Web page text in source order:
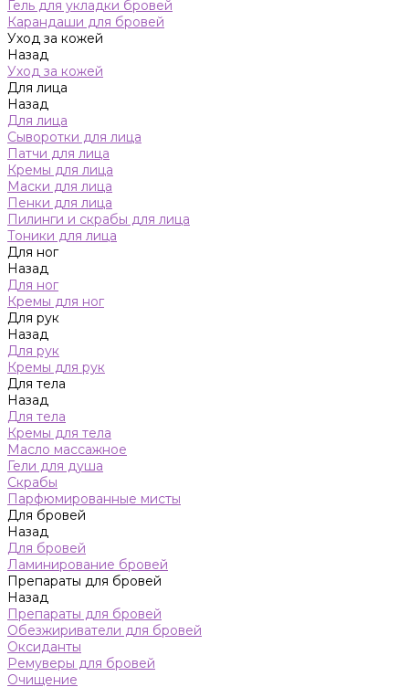
Гель для укладки бровей
Карандаши для бровей
Уход за кожей
Назад
Уход за кожей
Для лица
Назад
Для лица
Сыворотки для лица
Патчи для лица
Кремы для лица
Маски для лица
Пенки для лица
Пилинги и скрабы для лица
Тоники для лица
Для ног
Назад
Для ног
Кремы для ног
Для рук
Назад
Для рук
Кремы для рук
Для тела
Назад
Для тела
Кремы для тела
Масло массажное
Гели для душа
Скрабы
Парфюмированные мисты
Для бровей
Назад
Для бровей
Ламинирование бровей
Препараты для бровей
Назад
Препараты для бровей
Обезжириватели для бровей
Оксиданты
Ремуверы для бровей
Очищение